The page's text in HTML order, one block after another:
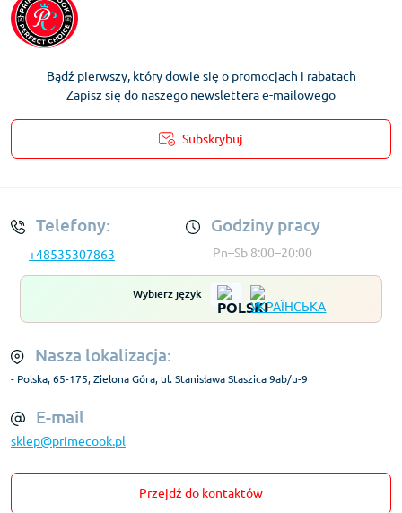
Bądź pierwszy, który dowie się o promocjach i rabatach
Zapisz się do naszego newslettera e-mailowego
Subskrybuj
Telefony:
+48535307863
Godziny pracy
Pn–Sb 8:00–20:00
Wybierz język
Nasza lokalizacja:
- Polska, 65-175, Zielona Góra, ul. Stanisława Staszica 9ab/u-9
E-mail
sklep@primecook.pl
Przejdź do kontaktów